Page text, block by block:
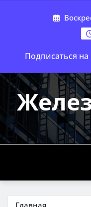
Подписаться на
Главная